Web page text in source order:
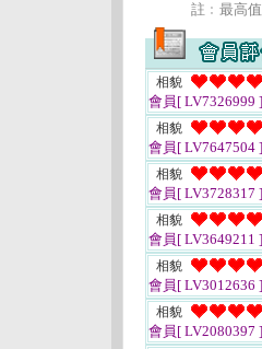
註﹕最高
相貌
會員[ LV7326999 ]
相貌
會員[ LV7647504 ]
相貌
會員[ LV3728317 ]
相貌
會員[ LV3649211 ]
相貌
會員[ LV3012636 ]
相貌
會員[ LV2080397 ]